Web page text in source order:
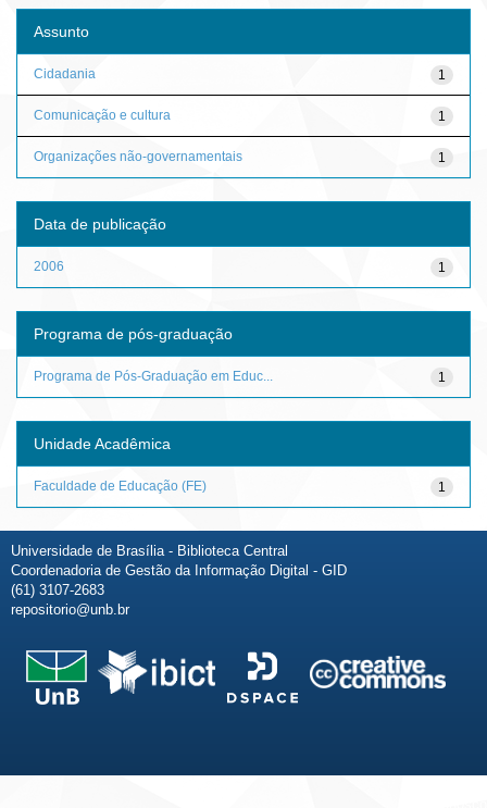
Assunto
1
Cidadania
1
Comunicação e cultura
1
Organizações não-governamentais
Data de publicação
1
2006
Programa de pós-graduação
1
Programa de Pós-Graduação em Educ...
Unidade Acadêmica
1
Faculdade de Educação (FE)
Universidade de Brasília - Biblioteca Central
Coordenadoria de Gestão da Informação Digital - GID
(61) 3107-2683
repositorio@unb.br